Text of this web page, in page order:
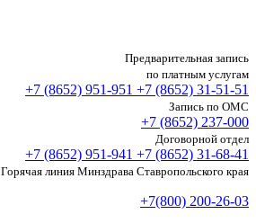
Предварительная запись
по платным услугам
+7 (8652) 951-951 +7 (8652) 31-51-51
Запись по ОМС
+7 (8652) 237-000
Договорной отдел
+7 (8652) 951-941 +7 (8652) 31-68-41
Горячая линия Минздрава Ставропольского края
+7(800) 200-26-03